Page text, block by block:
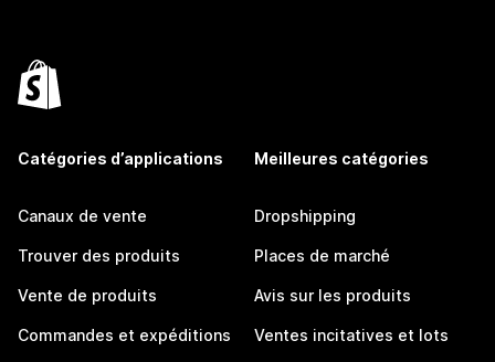
Catégories d’applications
Canaux de vente
Trouver des produits
Vente de produits
Commandes et expéditions
Meilleures catégories
Dropshipping
Places de marché
Avis sur les produits
Ventes incitatives et lots